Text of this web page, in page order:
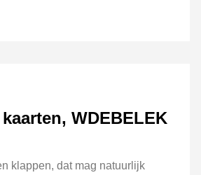
WDEBELEK
klappen, dat mag natuurlijk